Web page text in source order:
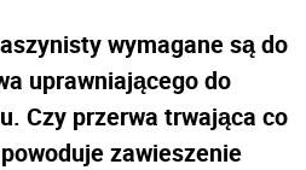
wymagane są do
uprawniającego do
Czy przerwa trwająca co
zawieszenie